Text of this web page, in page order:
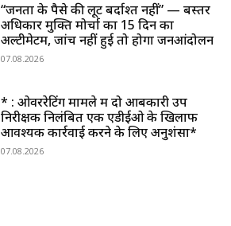
“जनता के पैसे की लूट बर्दाश्त नहीं” — बस्तर
अधिकार मुक्ति मोर्चा का 15 दिन का
अल्टीमेटम, जांच नहीं हुई तो होगा जनआंदोलन
07.08.2026
* : ओवररेटिंग मामले में दो आबकारी उप
निरीक्षक निलंबित एक एडीईओ के खिलाफ
आवश्यक कार्रवाई करने के लिए अनुशंसा*
07.08.2026